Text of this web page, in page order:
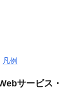
凡例
サービス・